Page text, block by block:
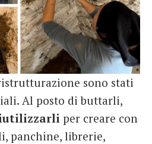
sono stati
Al posto di buttarli,
per creare con
panchine, librerie,